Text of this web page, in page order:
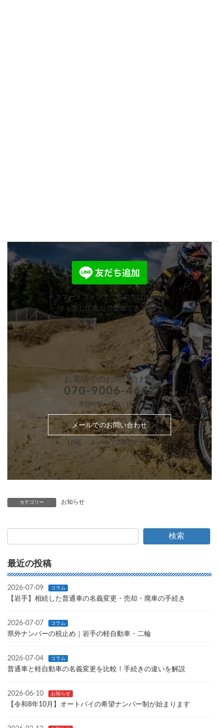
盛岡の車庫証明、岩手県内の自動車・二輪車登録はお任
※スマートフォンでご覧の方はボタンを
タップして友だち追加できます。
お電話でのお問い合わせ
070-9006-4662
受付時間：9:00～18:00
メールでのお問い合わせ
LINE・メールで24時間受付
カテゴリー お知らせ
検索
最近の投稿
2026-07-09 コラム
【岩手】相続した普通車の名義変更・売却・廃車の手続き
2026-07-07 コラム
県外ナンバーの税止め｜岩手の軽自動車・二輪
2026-07-04 コラム
普通車と軽自動車の名義変更を比較！手続きの違いを解説
2026-06-10 お知らせ
【令和8年10月】オートバイの希望ナンバー制が始まります